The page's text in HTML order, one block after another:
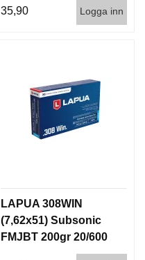
35,90 Logga inn
LAPUA 308WIN
(7,62x51) Subsonic
FMJBT 200gr 20/600